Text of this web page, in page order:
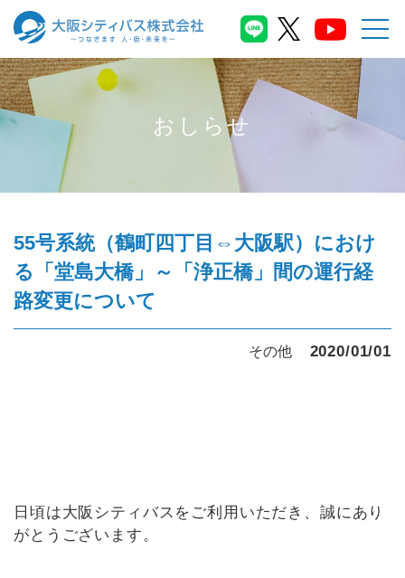
おしらせ
55号系統（鶴町四丁目⇔大阪駅）におけ
る「堂島大橋」～「浄正橋」間の運行経
路変更について
その他 2020/01/01
日頃は大阪シティバスをご利用いただき、誠にあり
がとうございます。